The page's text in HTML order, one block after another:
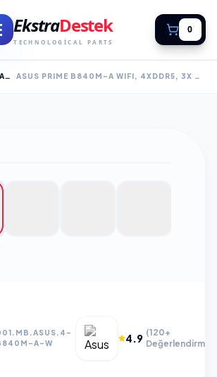
EkstraDestek
TECHNOLOGICAL PARTS
0
ANAKART ASUS PRIME B840M-A WIFI, 4XDDR5, 3X M.2, HDMI, 2X DP, TYPE-C, WI-FI 6E, BLUETOOTH 5.3, AM5 SOKET GAMING ANAKART
A-W
4.9 (120+
Değerlendirme)